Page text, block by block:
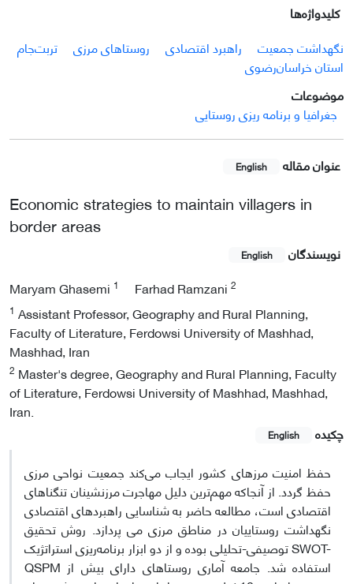
کلیدواژه‌ها
نگهداشت جمعیت
راهبرد اقتصادی روستاهای مرزی
‌تربت‌جام
استان خراسان‌رضوی
موضوعات
جغرافیا و برنامه ریزی روستایی
عنوان مقاله English
Economic strategies to maintain villagers in
border areas
نویسندگان English
Maryam Ghasemi 1 Farhad Ramzani 2
1 Assistant Professor, Geography and Rural Planning,
Faculty of Literature, Ferdowsi University of Mashhad,
Mashhad, Iran
2 Master's degree, Geography and Rural Planning, Faculty
of Literature, Ferdowsi University of Mashhad, Mashhad,
Iran.
چکیده
English
حفظ امنیت مرزهای کشور ایجاب ‌‌می‌کند جمعیت نواحی مرزی
حفظ گردد. از آنجاکه مهم‌ترین دلیل مهاجرت مرزنشینان تنگناهای
اقتصادی است، مطالعه حاضر به شناسایی راهبردهای اقتصادی
نگهداشت روستاییان در مناطق مرزی‌‌ می پردازد. روش تحقیق
توصیفی-تحلیلی بوده و از دو ابزار برنامه‌ریزی استراتژیک SWOT-
QSPM استفاده ‌شد. جامعه آماری روستاهای دارای بیش از